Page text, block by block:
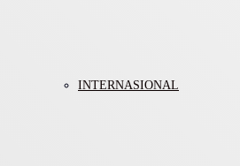
INTERNASIONAL